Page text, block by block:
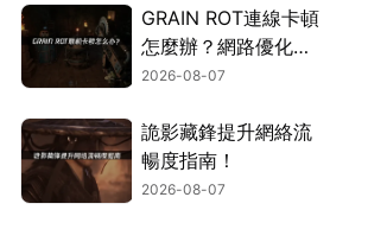
GRAIN ROT連線卡頓
怎麼辦？網路優化這
樣解決！
2026-08-07
詭影藏鋒提升網絡流
暢度指南！
2026-08-07